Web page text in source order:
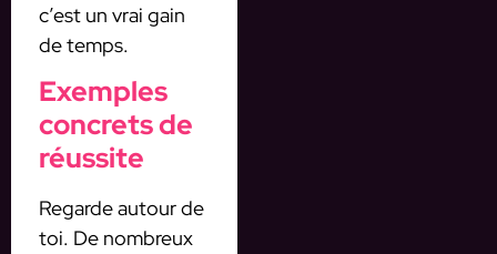
c’est un vrai gain
de temps.
Exemples
concrets de
réussite
Regarde autour de
toi. De nombreux